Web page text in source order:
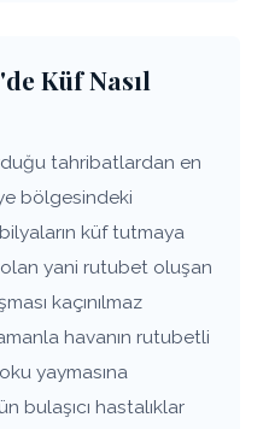
Küf Nasıl
tahribatlardan en
bölgesindeki
küf tutmaya
olan yani rutubet oluşan
kaçınılmaz
havanın rutubetli
yaymasına
bulaşıcı hastalıklar